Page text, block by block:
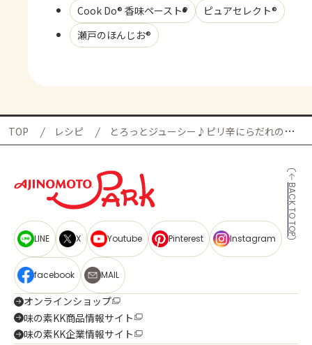
Cook Do® 香味ペースト®
ピュアセレクト®
瀬戸のほんじお®
TOP レシピ とろっとジューシー♪ピリ辛にらだれのなすドックの献立
BACK TO TOP
LINE X Youtube Pinterest Instagram
facebook MAIL
オンラインショップ
味の素KK商品情報サイト
味の素KK企業情報サイト